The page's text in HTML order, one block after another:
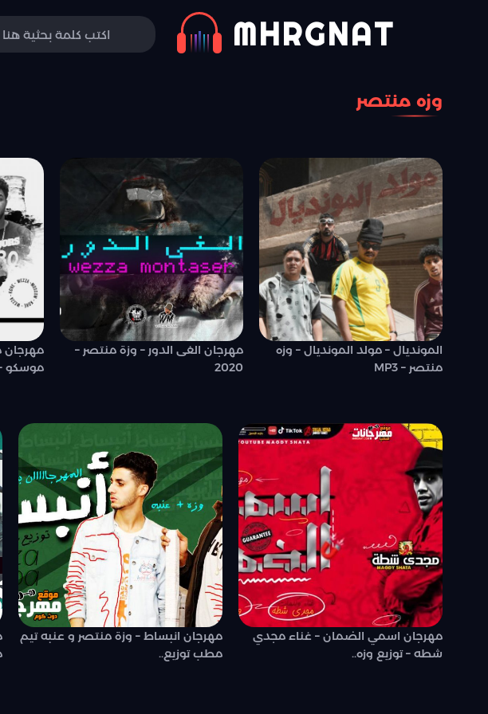
MHRGNAT
وزه منتصر
المونديال – مولد المونديال – وزه
منتصر – MP3
مهرجان الغى الدور – وزة منتصر –
2020
مهرجان
موسكو –
مهرجان اسمي الضمان – غناء مجدي
شطه – توزيع وزه..
مهرجان انبساط – وزة منتصر و عنبه تيم
مطب توزيع..